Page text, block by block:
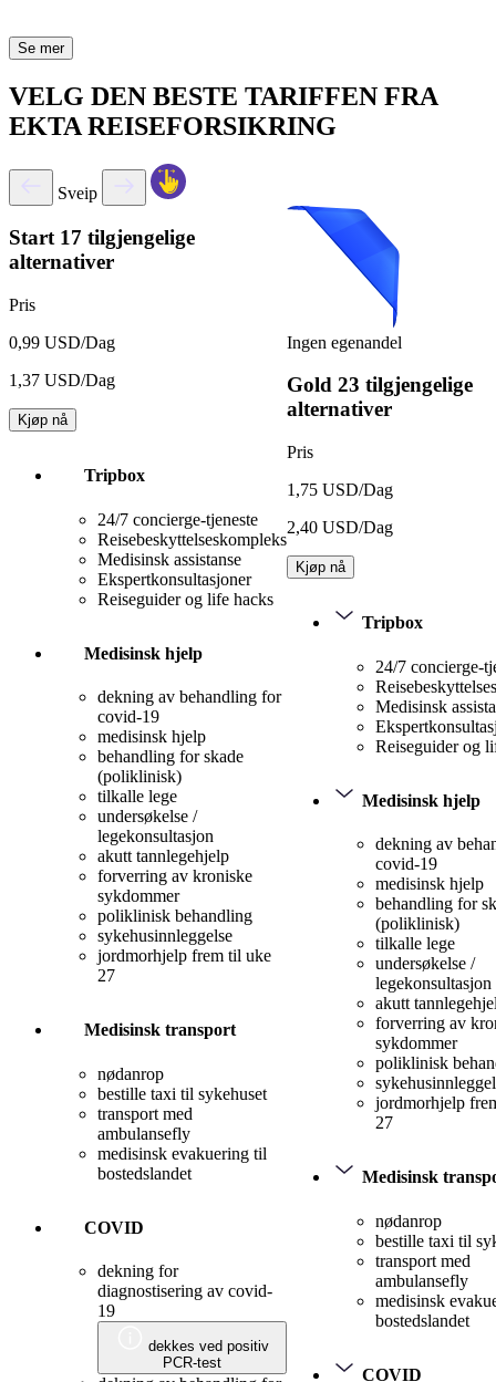
Se mer
VELG DEN BESTE TARIFFEN FRA
EKTA REISEFORSIKRING
Sveip
Start 17 tilgjengelige
alternativer
Pris
0,99 USD/Dag
1,37 USD/Dag
Kjøp nå
Tripbox
24/7 concierge-tjeneste
Reisebeskyttelseskompleks
Medisinsk assistanse
Ekspertkonsultasjoner
Reiseguider og life hacks
Medisinsk hjelp
dekning av behandling for
covid-19
medisinsk hjelp
behandling for skade
(poliklinisk)
tilkalle lege
undersøkelse /
legekonsultasjon
akutt tannlegehjelp
forverring av kroniske
sykdommer
poliklinisk behandling
sykehusinnleggelse
jordmorhjelp frem til uke
27
Medisinsk transport
nødanrop
bestille taxi til sykehuset
transport med
ambulansefly
medisinsk evakuering til
bostedslandet
COVID
dekning for
diagnostisering av covid-
19
dekkes ved positiv
PCR-test
Ingen egenandel
Gold 23 tilgjengelige
alternativer
Pris
1,75 USD/Dag
2,40 USD/Dag
Kjøp nå
Tripbox
24/7 concierge-
Medisinsk
Reiseguider og
Medisinsk hjelp
dekning av
covid-19
medisinsk hjelp
behandling for
(poliklinisk)
tilkalle lege
undersøkelse /
legekonsultasjon
akutt
forverring av
sykdommer
poliklinisk
jordmorhjelp
27
Medisinsk
nødanrop
bestille taxi til
transport med
ambulansefly
medisinsk
bostedslandet
COVID